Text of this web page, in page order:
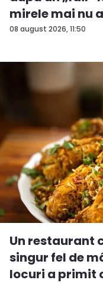
08 august 2026, 11:50
mirele mai nu
Un restaurant
singur fel de
locuri a primit